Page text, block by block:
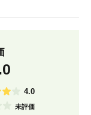
4.0
未評価